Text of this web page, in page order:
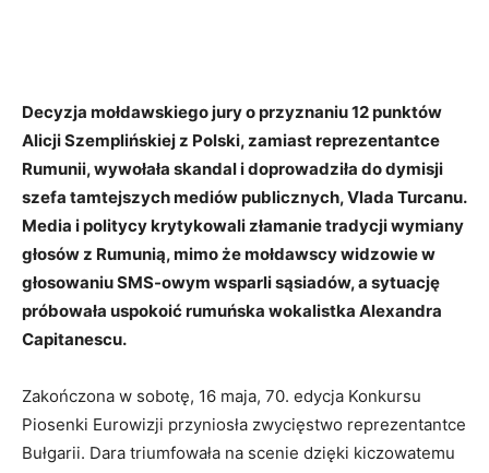
Decyzja mołdawskiego jury o przyznaniu 12 punktów
Alicji Szemplińskiej z Polski, zamiast reprezentantce
Rumunii, wywołała skandal i doprowadziła do dymisji
szefa tamtejszych mediów publicznych, Vlada Turcanu.
Media i politycy krytykowali złamanie tradycji wymiany
głosów z Rumunią, mimo że mołdawscy widzowie w
głosowaniu SMS-owym wsparli sąsiadów, a sytuację
próbowała uspokoić rumuńska wokalistka Alexandra
Capitanescu.
Zakończona w sobotę, 16 maja, 70. edycja Konkursu
Piosenki Eurowizji przyniosła zwycięstwo reprezentantce
Bułgarii. Dara triumfowała na scenie dzięki kiczowatemu